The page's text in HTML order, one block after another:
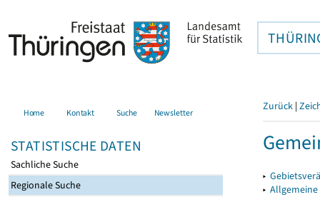
Home Kontakt Suche Newsletter
STATISTISCHE DATEN
Sachliche Suche
Regionale Suche
Zurück |
▸
▸